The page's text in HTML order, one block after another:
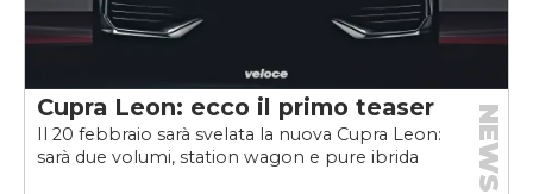
Cupra Leon: ecco il primo teaser
Il 20 febbraio sarà svelata la nuova Cupra Leon:
sarà due volumi, station wagon e pure ibrida
NEWS